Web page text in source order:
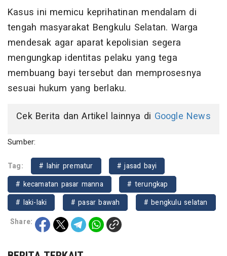
Kasus ini memicu keprihatinan mendalam di
tengah masyarakat Bengkulu Selatan. Warga
mendesak agar aparat kepolisian segera
mengungkap identitas pelaku yang tega
membuang bayi tersebut dan memprosesnya
sesuai hukum yang berlaku.
Cek Berita dan Artikel lainnya di Google News
Sumber:
Tag: # lahir prematur
# jasad bayi
# kecamatan pasar manna
# terungkap
# laki-laki
# pasar bawah
# bengkulu selatan
Share: